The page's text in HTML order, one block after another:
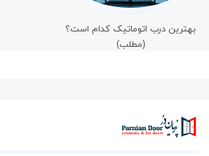
بهترین درب اتوماتیک کدام است؟
(مطلب)